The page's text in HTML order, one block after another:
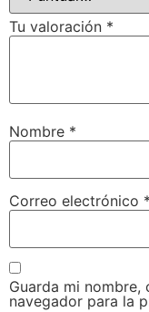
Tu valoración *
Nombre *
Correo electrónico *
Guarda mi
navegador para la